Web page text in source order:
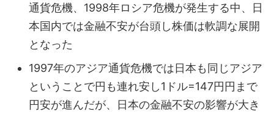
通貨危機、1998年ロシア危機が発生する中、日
本国内では金融不安が台頭し株価は軟調な展開
となった
1997年のアジア通貨危機では日本も同じアジア
ということで円も連れ安し1ドル=147円円まで
円安が進んだが、日本の金融不安の影響が大き